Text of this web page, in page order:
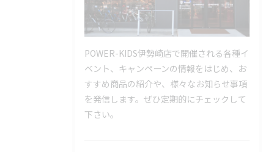
POWER-KIDS伊勢崎店で開催される各種イ
ベント、キャンペーンの情報をはじめ、お
すすめ商品の紹介や、様々なお知らせ事項
を発信します。ぜひ定期的にチェックして
下さい。